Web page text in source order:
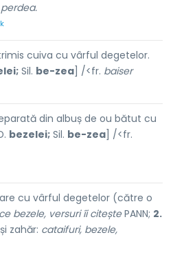
perdea.
cuiva cu vârful degetelor.
Sil. be-zea ] /<fr. baiser
din albuș de ou bătut cu
bezelei; Sil. be-zea ] /<fr.
cu vârful degetelor (către o
bezele, versuri îi citeștePANN; 2.
zahăr: cataifuri, bezele,